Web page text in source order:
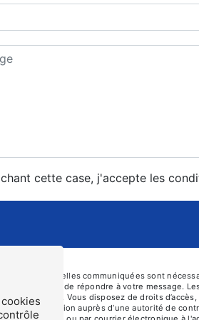
cette case, j'accepte les
personnelles communiquées sont
le seul but de répondre à votre message.
Vous disposez de droits
une réclamation auprès d’une autorité de